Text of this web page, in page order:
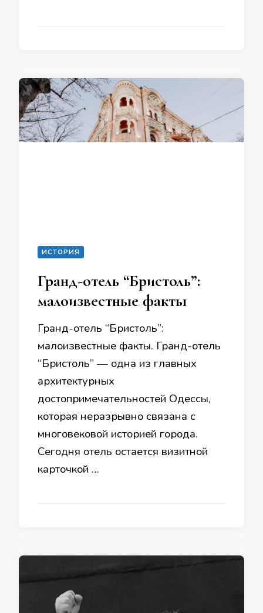
ИСТОРИЯ
Гранд-отель “Бристоль”:
малоизвестные факты
Гранд-отель “Бристоль”:
малоизвестные факты. Гранд-отель
“Бристоль” — одна из главных
архитектурных
достопримечательностей Одессы,
которая неразрывно связана с
многовековой историей города.
Сегодня отель остается визитной
карточкой …